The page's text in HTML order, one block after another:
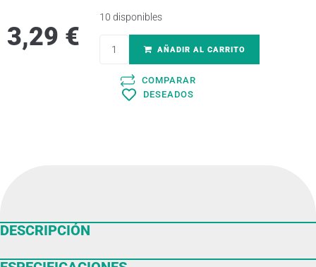
3,29 €
10 disponibles
AÑADIR AL CARRITO
COMPARAR
DESEADOS
DESCRIPCIÓN